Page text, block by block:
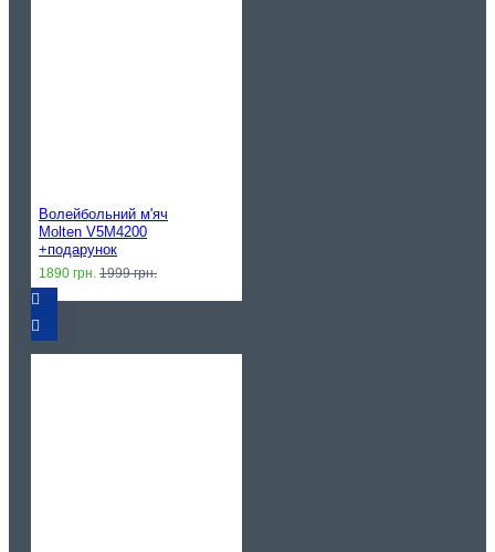
Волейбольний м'яч
Molten V5M4200
+подарунок
1890 грн. 1999 грн.